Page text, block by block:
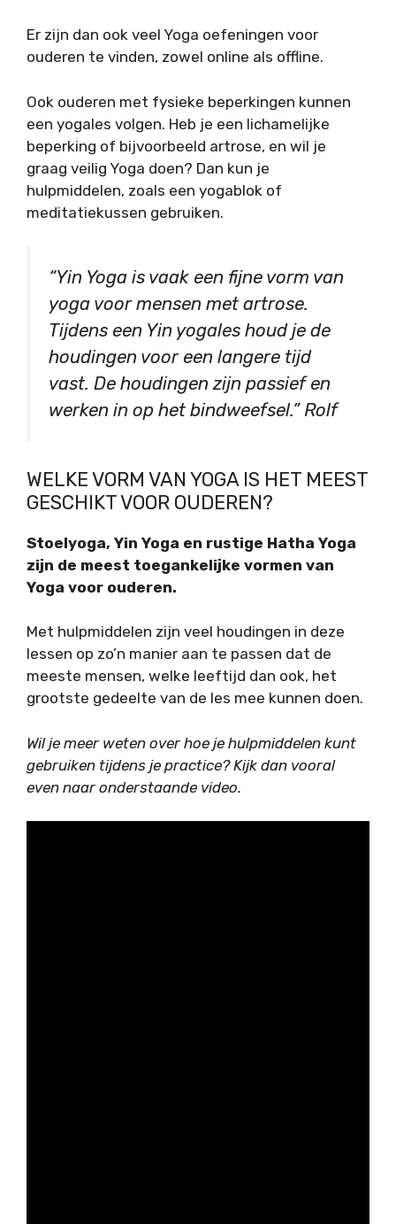
Er zijn dan ook veel Yoga oefeningen voor
ouderen te vinden, zowel online als offline.
Ook ouderen met fysieke beperkingen kunnen
een yogales volgen. Heb je een lichamelijke
beperking of bijvoorbeeld artrose, en wil je
graag veilig Yoga doen? Dan kun je
hulpmiddelen, zoals een yogablok of
meditatiekussen gebruiken.
“Yin Yoga is vaak een fijne vorm van
yoga voor mensen met artrose.
Tijdens een Yin yogales houd je de
houdingen voor een langere tijd
vast. De houdingen zijn passief en
werken in op het bindweefsel.” Rolf
WELKE VORM VAN YOGA IS HET MEEST
GESCHIKT VOOR OUDEREN?
Stoelyoga, Yin Yoga en rustige Hatha Yoga
zijn de meest toegankelijke vormen van
Yoga voor ouderen.
Met hulpmiddelen zijn veel houdingen in deze
lessen op zo’n manier aan te passen dat de
meeste mensen, welke leeftijd dan ook, het
grootste gedeelte van de les mee kunnen doen.
Wil je meer weten over hoe je hulpmiddelen kunt
gebruiken tijdens je practice? Kijk dan vooral
even naar onderstaande video.